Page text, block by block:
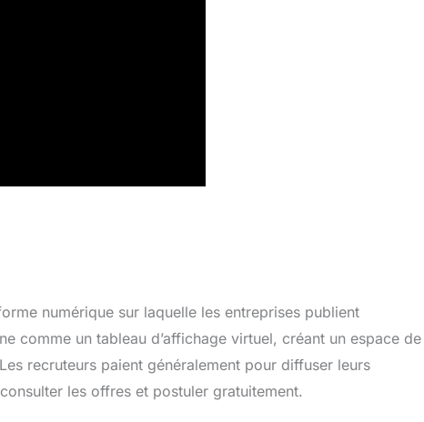
numérique sur laquelle les entreprises publient
comme un tableau d’affichage virtuel, créant un espace de
recruteurs paient généralement pour diffuser leurs
les offres et postuler gratuitement.